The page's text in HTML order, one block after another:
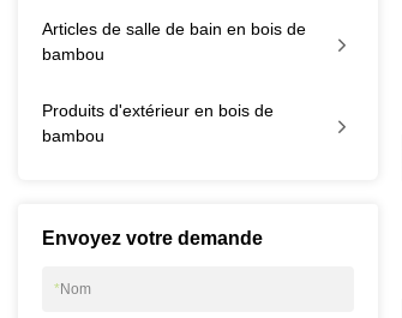
Articles de salle de bain en bois de
bambou
Produits d'extérieur en bois de
bambou
Envoyez votre demande
*Nom